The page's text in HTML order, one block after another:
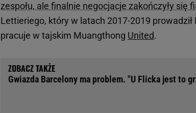
zespołu, ale finalnie negocjacje zakończyły się
Lettieriego, który w latach 2017-2019
pracuje w tajskim Muangthong United.
Gwiazda Barcelony ma problem. "U Flicka jest to